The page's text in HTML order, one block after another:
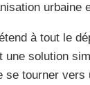
urbaine
à tout le
une solution
se tourner vers